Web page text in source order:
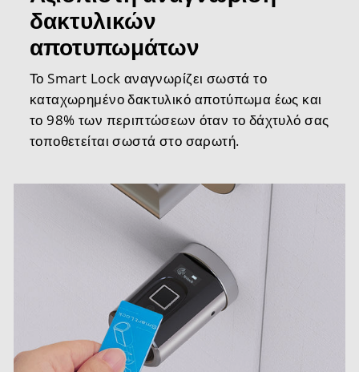
δακτυλικών
αποτυπωμάτων
Το Smart Lock αναγνωρίζει σωστά το
καταχωρημένο δακτυλικό αποτύπωμα έως και
το 98% των περιπτώσεων όταν το δάχτυλό σας
τοποθετείται σωστά στο σαρωτή.